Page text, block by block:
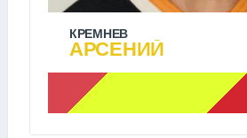
КРЕМНЕВ
АРСЕНИЙ